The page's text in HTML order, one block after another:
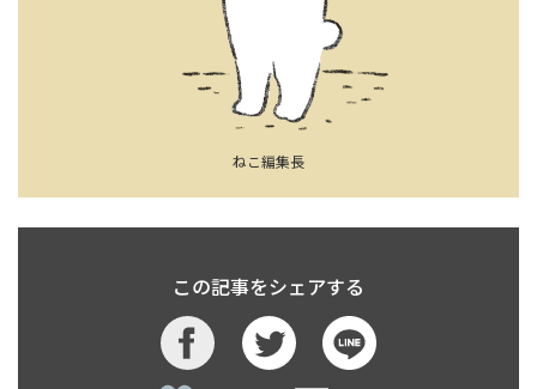
ねこ編集長
この記事をシェアする